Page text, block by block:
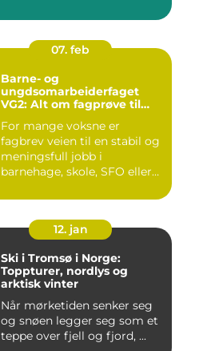
07. feb
Barne- og
ungdsomarbeiderfaget
VG2: Alt om fagprøve til
ungdomsarbeider
For mange voksne er
fagbrev veien til en stabil og
meningsfull jobb i
barnehage, skole, SFO eller
12. jan
Ski i Tromsø i Norge:
Toppturer, nordlys og
arktisk vinter
Når mørketiden senker seg
og snøen legger seg som et
teppe over fjell og fjord, ...